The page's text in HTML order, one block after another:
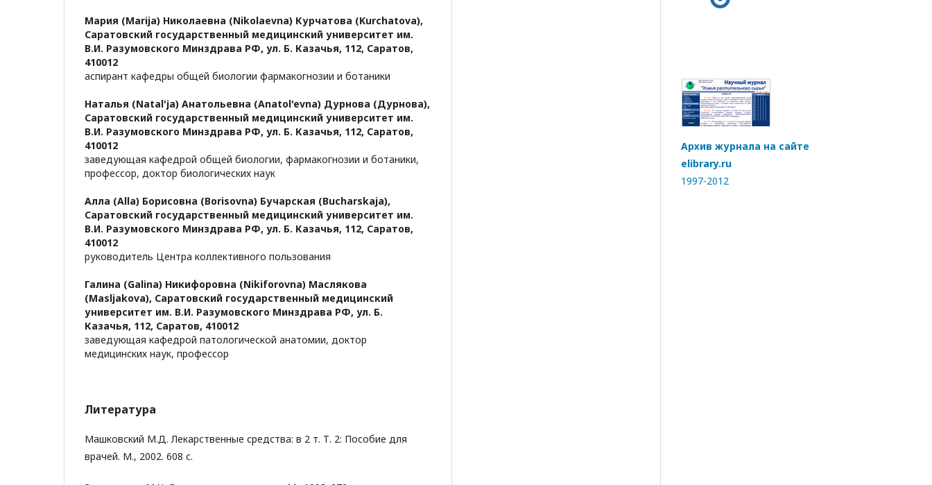
Мария (Marija) Николаевна (Nikolaevna) Курчатова (Kurchatova),
Саратовский государственный медицинский университет им.
В.И. Разумовского Минздрава РФ, ул. Б. Казачья, 112, Саратов,
410012
аспирант кафедры общей биологии фармакогнозии и ботаники
Наталья (Natal'ja) Анатольевна (Anatol'evna) Дурнова (Дурнова),
Саратовский государственный медицинский университет им.
В.И. Разумовского Минздрава РФ, ул. Б. Казачья, 112, Саратов,
410012
заведующая кафедрой общей биологии, фармакогнозии и ботаники,
профессор, доктор биологических наук
Алла (Alla) Борисовна (Borisovna) Бучарская (Bucharskaja),
Саратовский государственный медицинский университет им.
В.И. Разумовского Минздрава РФ, ул. Б. Казачья, 112, Саратов,
410012
руководитель Центра коллективного пользования
Галина (Galina) Никифоровна (Nikiforovna) Маслякова
(Masljakova), Саратовский государственный медицинский
университет им. В.И. Разумовского Минздрава РФ, ул. Б.
Казачья, 112, Саратов, 410012
заведующая кафедрой патологической анатомии, доктор
медицинских наук, профессор
Литература
Машковский М.Д. Лекарственные средства: в 2 т. Т. 2: Пособие для
врачей. М., 2002. 608 с.
Архив журнала на сайте
elibrary.ru
1997-2012